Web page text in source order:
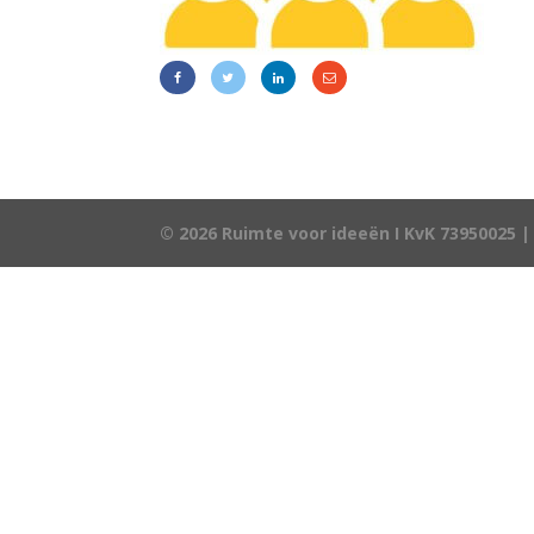
© 2026 Ruimte voor ideeën I KvK 73950025 |